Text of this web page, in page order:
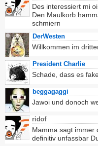
Des interessiert mi
Den Maulkorb
schmiern
DerWesten
Willkommen im
President Charlie
Schade, dass es
beggagaggi
Jawoi und donoch
ridof
Mamma sagt immer
definitiv unfassbar